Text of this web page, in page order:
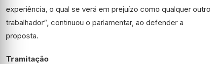
experiência, o qual se verá em prejuízo como qualquer outro
trabalhador”, continuou o parlamentar, ao defender a
proposta.
Tramitação